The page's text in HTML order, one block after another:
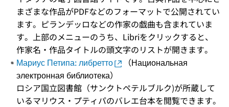
まざまな作品がPDFなどのフォーマットで公開されてい
ます。ピランデッロなどの作家の戯曲も含まれていま
す。上部のメニューのうち、Libriをクリックすると、
作家名・作品タイトルの頭文字のリストが開きます。
Мариус Петипа: либретто
（Национальная
электронная библиотека）
ロシア国立図書館（サンクトペテルブルク)が所蔵して
いるマリウス・プティパのバレエ台本を閲覧できます。